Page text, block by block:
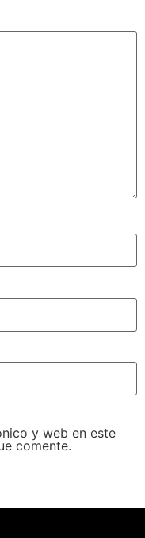
y web en este
comente.